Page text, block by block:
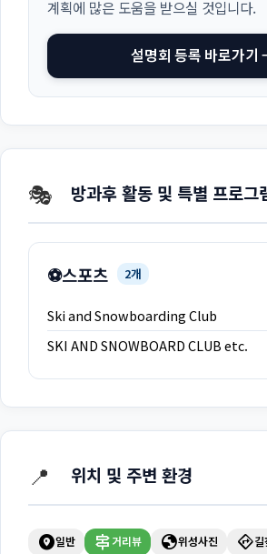
계획에 많은 도움을 받으실 것입니다.
설명회 등록 바로가
🎭 방과후 활동 및 특별 프로그
⚽스포츠 2개
Ski and Snowboarding Club
SKI AND SNOWBOARD CLUB etc.
📍 위치 및 주변 환경
explore_nearby일반 signpost 거리뷰 globe위성사진 directions길